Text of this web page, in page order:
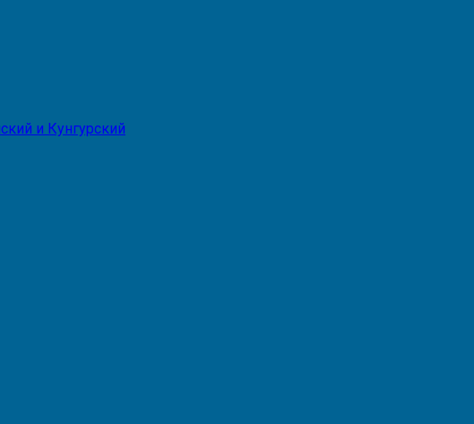
и Кунгурский